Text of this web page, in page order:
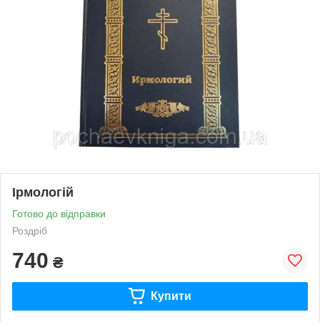
Ірмологій
Готово до відправки
Роздріб
740 ₴
Купити